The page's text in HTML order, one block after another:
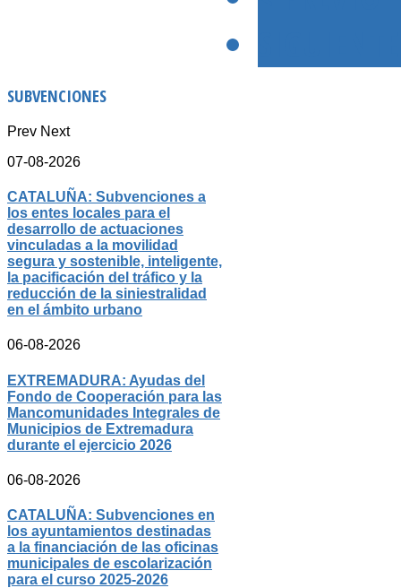
SUBVENCIONES
Prev Next
07-08-2026
CATALUÑA: Subvenciones a
los entes locales para el
desarrollo de actuaciones
vinculadas a la movilidad
segura y sostenible, inteligente,
la pacificación del tráfico y la
reducción de la siniestralidad
en el ámbito urbano
06-08-2026
EXTREMADURA: Ayudas del
Fondo de Cooperación para las
Mancomunidades Integrales de
Municipios de Extremadura
durante el ejercicio 2026
06-08-2026
CATALUÑA: Subvenciones en
los ayuntamientos destinadas
a la financiación de las oficinas
municipales de escolarización
para el curso 2025-2026